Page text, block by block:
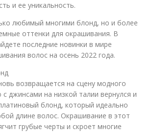
и ее уникальность.
любимый многими блонд, но и более
оттенки для окрашивания. В
последние новинки в мире
волос на осень 2022 года.
возвращается на сцену модного
джинсами на низкой талии вернулся и
блонд, который идеально
длине волос. Окрашивание в этот
грубые черты и скроет многие